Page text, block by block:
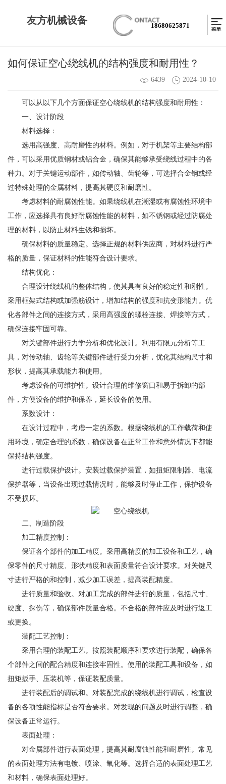
友方机械设备
18680625871
如何保证空心绕线机的结构强度和耐用性？
6439 2024-10-10
可以从以下几个方面保证空心绕线机的结构强度和耐用性：
一、设计阶段
材料选择：
选用高强度、高耐磨性的材料。例如，对于机架等主要结构部
件，可以采用优质钢材或铝合金，确保其能够承受绕线过程中的各
种力。对于关键运动部件，如传动轴、齿轮等，可选择合金钢或经
过特殊处理的金属材料，提高其硬度和耐磨性。
考虑材料的耐腐蚀性能。如果绕线机在潮湿或有腐蚀性环境中
工作，应选择具有良好耐腐蚀性能的材料，如不锈钢或经过防腐处
理的材料，以防止材料生锈和损坏。
确保材料的质量稳定。选择正规的材料供应商，对材料进行严
格的质量，保证材料的性能符合设计要求。
结构优化：
合理设计绕线机的整体结构，使其具有良好的稳定性和刚性。
采用框架式结构或加强筋设计，增加结构的强度和抗变形能力。优
化各部件之间的连接方式，采用高强度的螺栓连接、焊接等方式，
确保连接牢固可靠。
对关键部件进行力学分析和优化设计。利用有限元分析等工
具，对传动轴、齿轮等关键部件进行受力分析，优化其结构尺寸和
形状，提高其承载能力和使用。
考虑设备的可维护性。设计合理的维修窗口和易于拆卸的部
件，方便设备的维护和保养，延长设备的使用。
系数设计：
在设计过程中，考虑一定的系数。根据绕线机的工作载荷和使
用环境，确定合理的系数，确保设备在正常工作和意外情况下都能
保持结构强度。
进行过载保护设计。安装过载保护装置，如扭矩限制器、电流
保护器等，当设备出现过载情况时，能够及时停止工作，保护设备
不受损坏。
二、制造阶段
加工精度控制：
保证各个部件的加工精度。采用高精度的加工设备和工艺，确
保零件的尺寸精度、形状精度和表面质量符合设计要求。对关键尺
寸进行严格的和控制，减少加工误差，提高装配精度。
进行质量和验收。对加工完成的部件进行的质量，包括尺寸、
硬度、探伤等，确保部件质量合格。不合格的部件应及时进行返工
或更换。
装配工艺控制：
采用合理的装配工艺。按照装配顺序和要求进行装配，确保各
个部件之间的配合精度和连接牢固性。使用的装配工具和设备，如
扭矩扳手、压装机等，保证装配质量。
进行装配后的调试和。对装配完成的绕线机进行调试，检查设
备的各项性能指标是否符合要求。对发现的问题及时进行调整，确
保设备正常运行。
表面处理：
对金属部件进行表面处理，提高其耐腐蚀性能和耐磨性。常见
的表面处理方法有电镀、喷涂、氧化等。选择合适的表面处理工艺
和材料，确保表面处理好。